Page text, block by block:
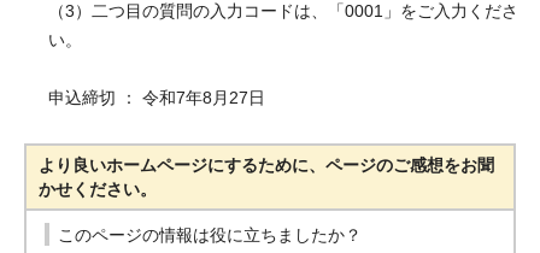
（3）二つ目の質問の入力コードは、「0001」をご入力くださ
い。
申込締切 ： 令和7年8月27日
より良いホームページにするために、ページのご感想をお聞
かせください。
このページの情報は役に立ちましたか？